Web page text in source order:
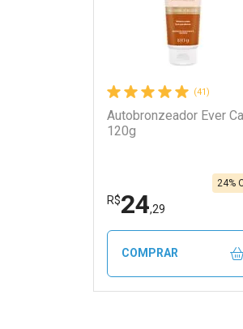
(41)
Autobronzeador Ever
120g
R$24,29
24%
COMPRAR